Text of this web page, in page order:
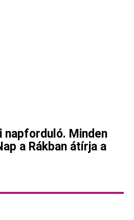
napforduló. Minden
a Rákban átírja a